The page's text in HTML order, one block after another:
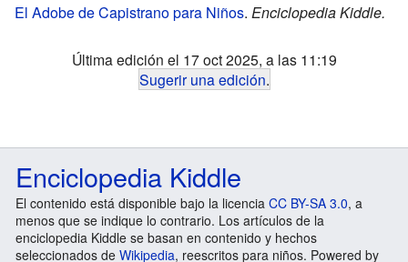
El Adobe de Capistrano para Niños. Enciclopedia Kiddle.
Última edición el 17 oct 2025, a las 11:19
Sugerir una edición.
Enciclopedia Kiddle
El contenido está disponible bajo la licencia CC BY-SA 3.0, a
menos que se indique lo contrario. Los artículos de la
enciclopedia Kiddle se basan en contenido y hechos
seleccionados de Wikipedia, reescritos para niños. Powered by